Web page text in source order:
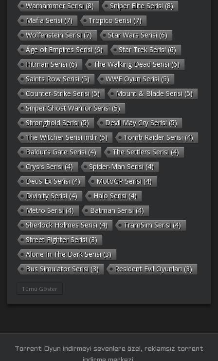
Warhammer Serisi (8) Sniper Elite Serisi (8)
Mafia Serisi (7) Tropico Serisi (7)
Wolfenstein Serisi (7) Star Wars Serisi (6)
Age of Empires Serisi (6) Star Trek Serisi (6)
Hitman Serisi (6) The Walking Dead Serisi (6)
Saints Row Serisi (5) WWE Oyun Serisi (5)
Counter-Strike Serisi (5) Mount & Blade Serisi (5)
Sniper Ghost Warrior Serisi (5)
Stronghold Serisi (5) Devil May Cry Serisi (5)
The Witcher Serisi indir(5) Tomb Raider Serisi (4)
Baldur’s Gate Serisi (4) The Settlers Serisi (4)
Crysis Serisi (4) Spider-Man Serisi (4)
Deus Ex Serisi (4) MotoGP Serisi (4)
Divinity Serisi (4) Halo Serisi (4)
Metro Serisi (4) Batman Serisi (4)
Sherlock Holmes Serisi (4) TramSim Serisi (4)
Street Fighter Serisi (3)
Alone In The Dark Serisi (3)
Bus Simulator Serisi (3) Resident Evil Oyunları (3)
Legacy of Kain Serisi
Tümü Göster
Torrent Oyun indirmeyi sevenlere özel, reklamsız torrent